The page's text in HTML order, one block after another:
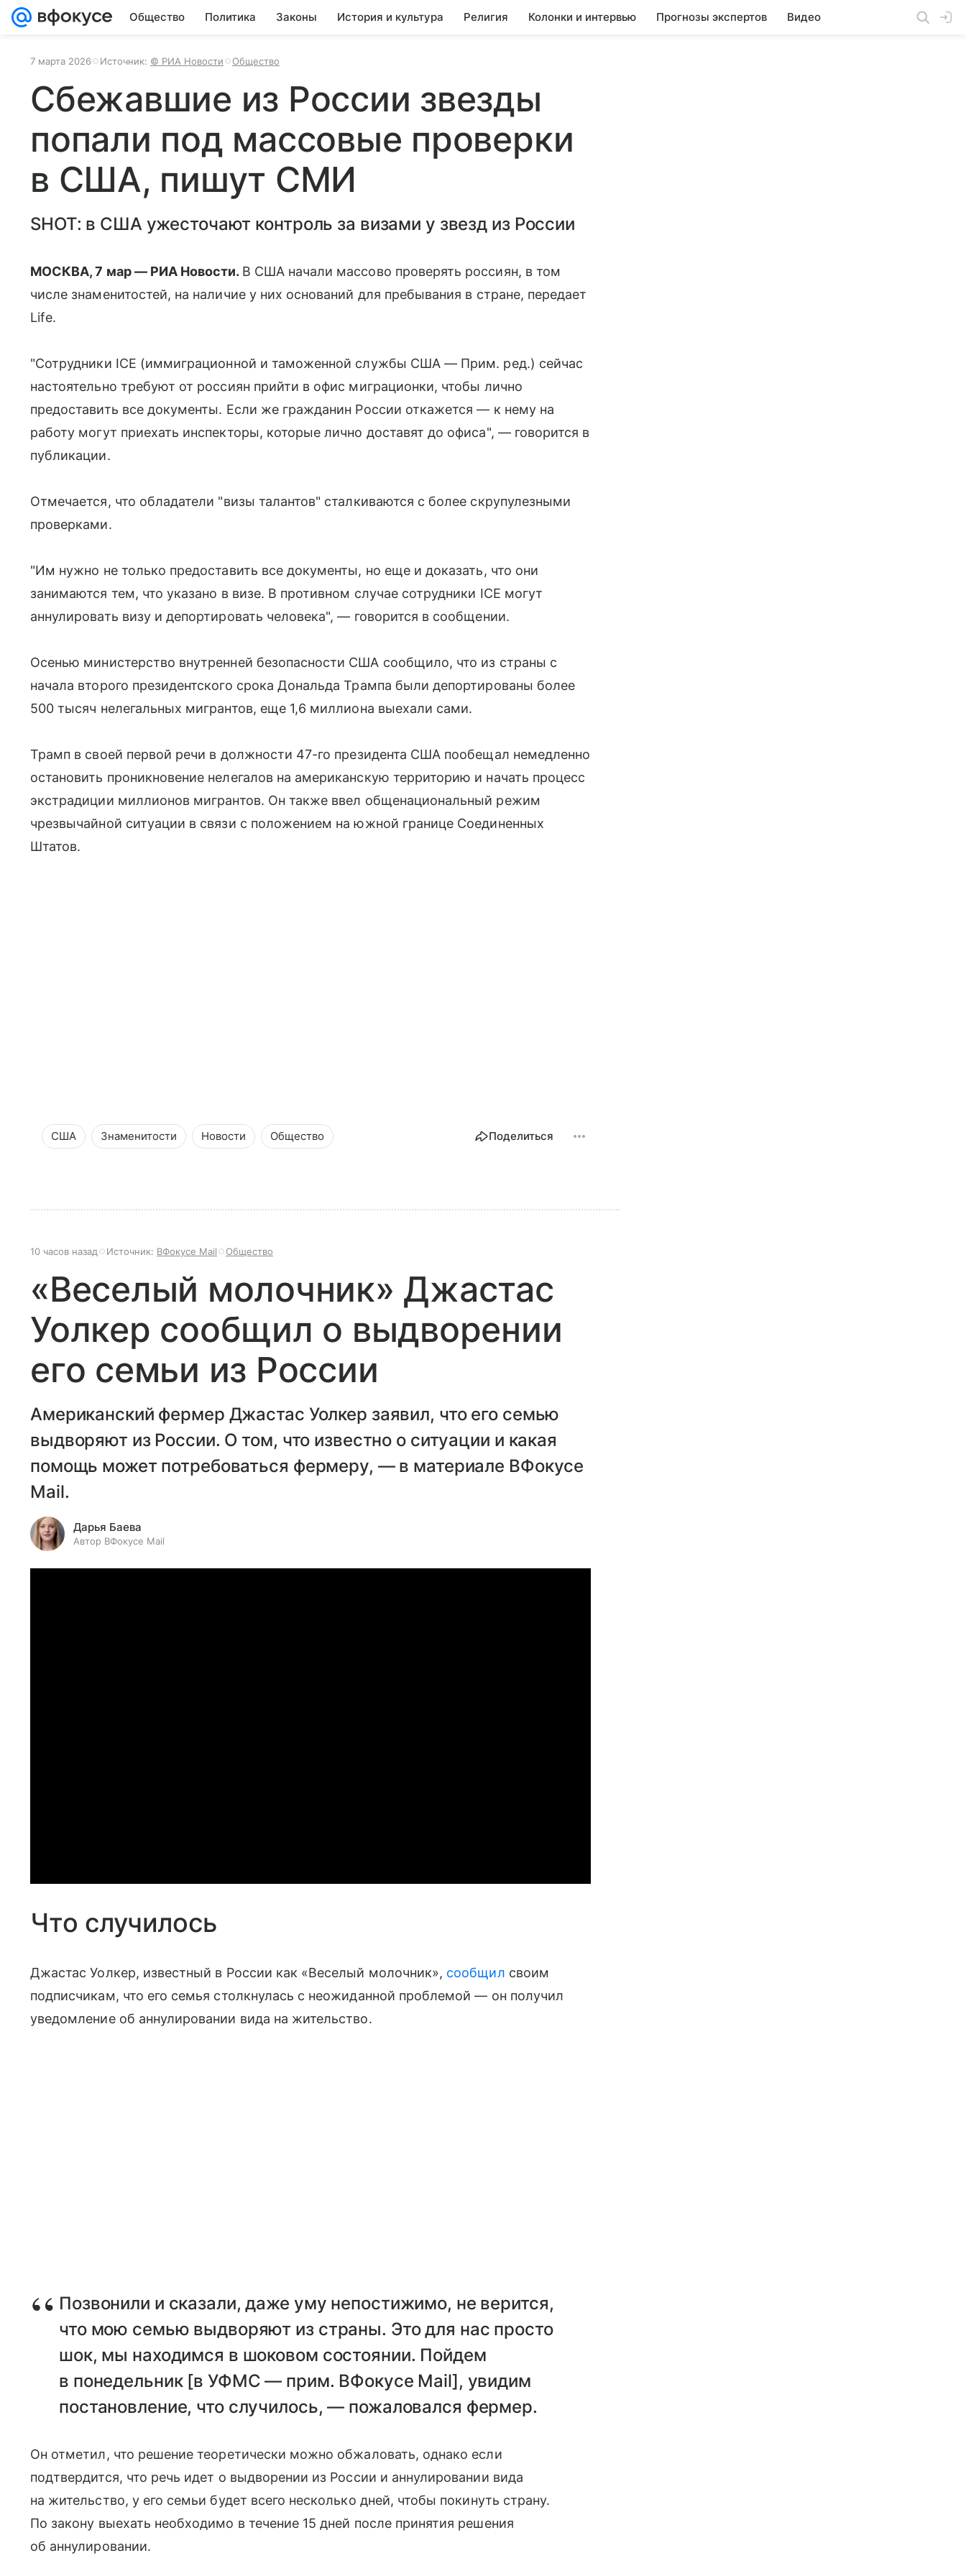
Общество Политика Законы История и культура Религия Колонки и интервью Прогнозы экспертов Видео
7 марта 2026 Источник: © РИА Новости Общество
Сбежавшие из России звезды
попали под массовые проверки
в США, пишут СМИ
SHOT: в США ужесточают контроль за визами у звезд из России
МОСКВА, 7 мар — РИА Новости. В США начали массово проверять россиян, в том
числе знаменитостей, на наличие у них оснований для пребывания в стране, передает
Life.
"Сотрудники ICE (иммиграционной и таможенной службы США — Прим. ред.) сейчас
настоятельно требуют от россиян прийти в офис миграционки, чтобы лично
предоставить все документы. Если же гражданин России откажется — к нему на
работу могут приехать инспекторы, которые лично доставят до офиса", — говорится в
публикации.
Отмечается, что обладатели "визы талантов" сталкиваются с более скрупулезными
проверками.
"Им нужно не только предоставить все документы, но еще и доказать, что они
занимаются тем, что указано в визе. В противном случае сотрудники ICE могут
аннулировать визу и депортировать человека", — говорится в сообщении.
Осенью министерство внутренней безопасности США сообщило, что из страны с
начала второго президентского срока Дональда Трампа были депортированы более
500 тысяч нелегальных мигрантов, еще 1,6 миллиона выехали сами.
Трамп в своей первой речи в должности 47-го президента США пообещал немедленно
остановить проникновение нелегалов на американскую территорию и начать процесс
экстрадиции миллионов мигрантов. Он также ввел общенациональный режим
чрезвычайной ситуации в связи с положением на южной границе Соединенных
Штатов.
США Знаменитости Новости Общество Поделиться
10 часов назад Источник: ВФокусе Mail Общество
«Веселый молочник» Джастас
Уолкер сообщил о выдворении
его семьи из России
Американский фермер Джастас Уолкер заявил, что его семью
выдворяют из России. О том, что известно о ситуации и какая
помощь может потребоваться фермеру, — в материале ВФокусе
Mail.
Дарья Баева
Автор ВФокусе Mail
Что случилось
Джастас Уолкер, известный в России как «Веселый молочник», сообщил своим
подписчикам, что его семья столкнулась с неожиданной проблемой — он получил
уведомление об аннулировании вида на жительство.
Позвонили и сказали, даже уму непостижимо, не верится,
что мою семью выдворяют из страны. Это для нас просто
шок, мы находимся в шоковом состоянии. Пойдем
в понедельник [в УФМС — прим. ВФокусе Mail], увидим
постановление, что случилось, — пожаловался фермер.
Он отметил, что решение теоретически можно обжаловать, однако если
подтвердится, что речь идет о выдворении из России и аннулировании вида
на жительство, у его семьи будет всего несколько дней, чтобы покинуть страну.
По закону выехать необходимо в течение 15 дней после принятия решения
об аннулировании.